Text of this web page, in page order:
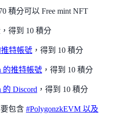
積分可以 Free mint NFT
得到 10 積分
推特帳號 ，得到 10 積分
的推特帳號 ，得到 10 積分
的 Discord ，得到 10 積分
包含 #PolygonzkEVM 以及